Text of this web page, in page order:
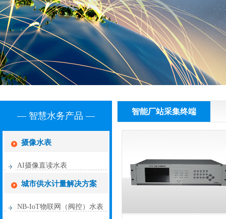
— 智慧水务产品 —
摄像水表
AI摄像直读水表
城市供水计量解决方案
NB-IoT物联网（阀控）水表
智能厂站采集终端